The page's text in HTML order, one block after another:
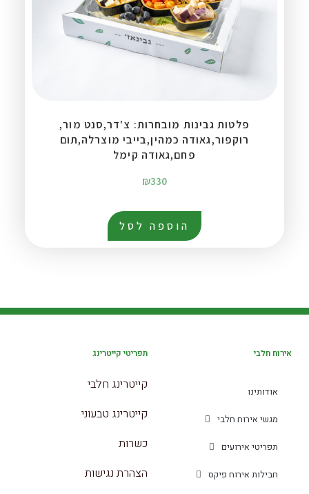
פלטות גבינות מובחרות: צ'דר,סנט מור,
רוקפור,גאודה כמהין,בייבי מוצרלה,תום
פחם,גאודה קימל
₪330
הוספה לסל
אירוח חלבי
אודותינו
מגשי אירוח חלבי
תפריטי אירועים
חבילות אירוח פיקס
תפריטי קייטרינג
קייטרינג חלבי
קייטרינג טבעוני
כשרות
הצהרת נגישות